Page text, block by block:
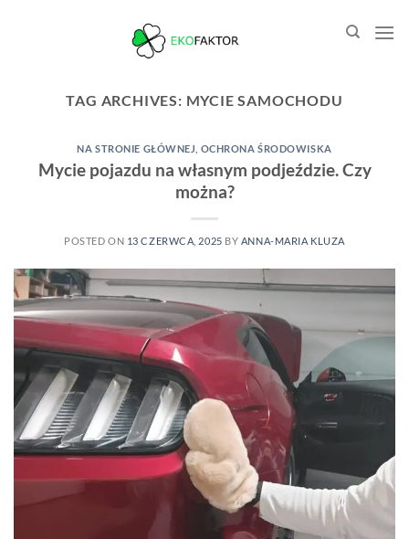
TAG ARCHIVES: MYCIE SAMOCHODU
NA STRONIE GŁÓWNEJ OCHRONA ŚRODOWISKA
Mycie pojazdu na własnym podjeździe. Czy
można?
POSTED ON 13 CZERWCA, 2025 BY ANNA-MARIA KLUZA